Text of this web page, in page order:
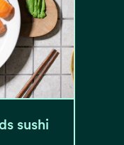
sushi